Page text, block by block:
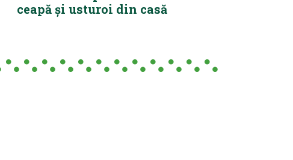
ceapă și usturoi din casă